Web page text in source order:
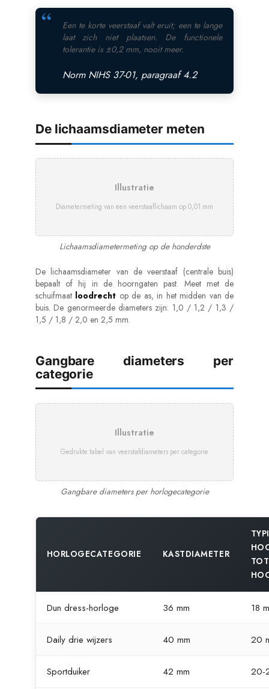
Een te korte veerstaaf valt eruit; een te lange
laat zich niet plaatsen. De functionele
tolerantie is ±0,2 mm, nooit meer.
Norm NIHS 37-01, paragraaf 4.2
De lichaamsdiameter meten
Illustratie
Diametermeting van een veerstaaflichaam op 0,01 mm
Lichaamsdiametermeting op de honderdste
De lichaamsdiameter van de veerstaaf (centrale buis)
bepaalt of hij in de hoorngaten past. Meet met de
schuifmaat loodrecht op de as, in het midden van de
buis. De genormeerde diameters zijn: 1,0 / 1,2 / 1,3 /
1,5 / 1,8 / 2,0 en 2,5 mm.
Gangbare diameters per
categorie
Illustratie
Gedrukte tabel van veerstafdiameters per categorie
Gangbare diameters per horlogecategorie
HORLOGECATEGORIE KASTDIAMETER
Dun dress-horloge 36 mm 18
Daily drie wijzers 40 mm 20
Sportduiker 42 mm 20-